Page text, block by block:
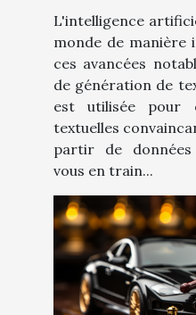
L'intelligence
monde de manière
ces avancées
de génération de
est utilisée pour
textuelles
partir de
vous en train...